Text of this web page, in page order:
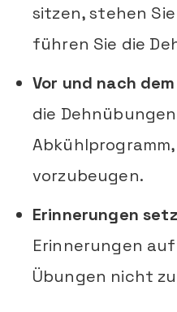
sitzen, stehen
führen Sie die
Vor und nach
die
vorzubeugen.
Erinnerungen
Erinnerungen
Übungen nicht